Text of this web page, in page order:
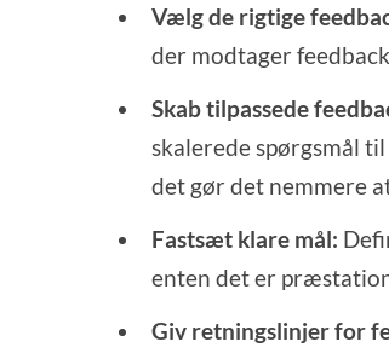
Vælg de rigtige
der modtager
Skab tilpassede
skalerede spørgsmål
det gør det nemmere
Fastsæt klare mål:
enten det er
Giv retningslinjer for